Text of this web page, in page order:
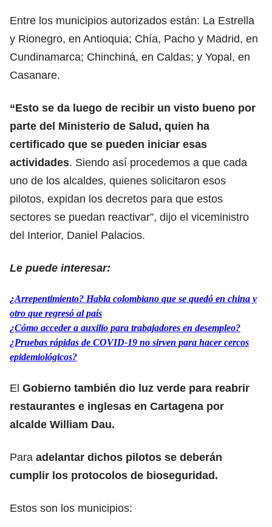
Entre los municipios autorizados están: La Estrella
y Rionegro, en Antioquia; Chía, Pacho y Madrid, en
Cundinamarca; Chinchiná, en Caldas; y Yopal, en
Casanare.
“Esto se da luego de recibir un visto bueno por
parte del Ministerio de Salud, quien ha
certificado que se pueden iniciar esas
actividades. Siendo así procedemos a que cada
uno de los alcaldes, quienes solicitaron esos
pilotos, expidan los decretos para que estos
sectores se puedan reactivar”, dijo el viceministro
del Interior, Daniel Palacios.
Le puede interesar:
¿Arrepentimiento? Habla colombiano que se quedó en china y
otro que regresó al país
¿Cómo acceder a auxilio para trabajadores en desempleo?
¿Pruebas rápidas de COVID-19 no sirven para hacer cercos
epidemiológicos?
El Gobierno también dio luz verde para reabrir
restaurantes e inglesas en Cartagena por
alcalde William Dau.
Para adelantar dichos pilotos se deberán
cumplir los protocolos de bioseguridad.
Estos son los municipios: